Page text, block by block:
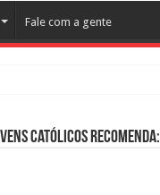
Fale com a gente
no Cinema
Católicos Recomenda: